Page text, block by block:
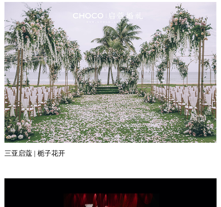
三亚启蔻 | 栀子花开